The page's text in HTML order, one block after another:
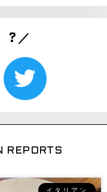
?／
REPORTS
イタリアン